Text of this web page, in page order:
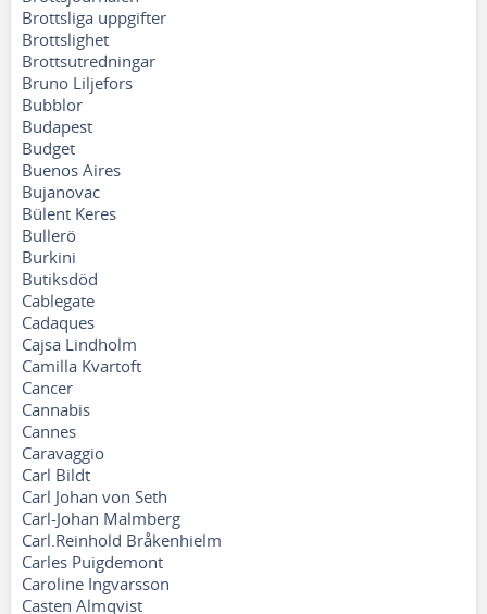
Brottsliga uppgifter
Brottslighet
Brottsutredningar
Bruno Liljefors
Bubblor
Budapest
Budget
Buenos Aires
Bujanovac
Bülent Keres
Bullerö
Burkini
Butiksdöd
Cablegate
Cadaques
Cajsa Lindholm
Camilla Kvartoft
Cancer
Cannabis
Cannes
Caravaggio
Carl Bildt
Carl Johan von Seth
Carl-Johan Malmberg
Carl.Reinhold Bråkenhielm
Carles Puigdemont
Caroline Ingvarsson
Casten Almqvist